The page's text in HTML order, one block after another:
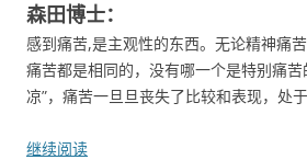
森田博士：
感到痛苦,是主观性的东西。无论精神痛
痛苦都是相同的，没有哪一个是特别痛
凉”，痛苦一旦旦丧失了比较和表现，处
继续阅读